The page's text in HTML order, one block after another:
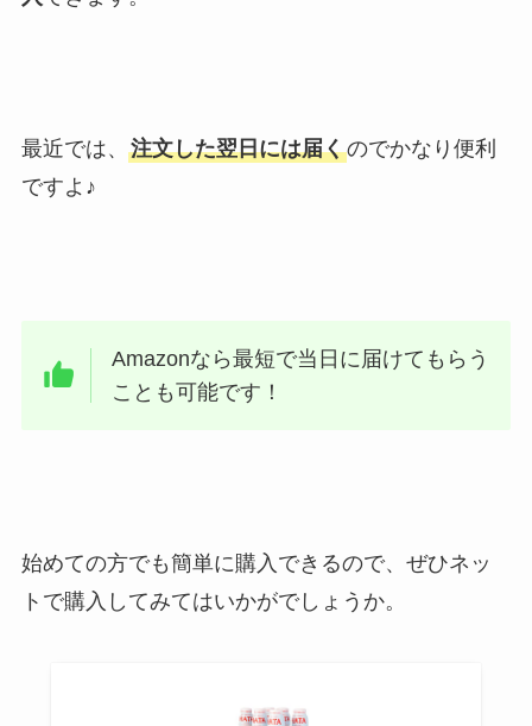
最近では、 注文した翌日には届くのでかなり便利
ですよ♪
Amazonなら最短で当日に届けてもらう
ことも可能です！
始めての方でも簡単に購入できるので、ぜひネッ
トで購入してみてはいかがでしょうか。